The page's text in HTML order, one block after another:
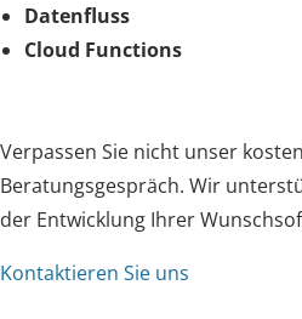
Datenfluss
Cloud Functions
Verpassen Sie nicht unser
Beratungsgespräch. Wir
der Entwicklung Ihrer
Kontaktieren Sie uns